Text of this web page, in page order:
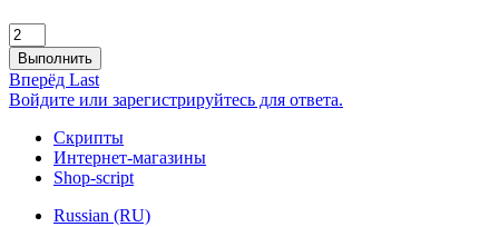
Выполнить
Вперёд Last
Войдите или зарегистрируйтесь для ответа.
Скрипты
Интернет-магазины
Shop-script
Russian (RU)